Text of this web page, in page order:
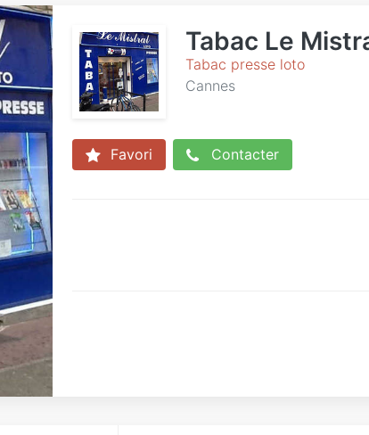
Tabac Le
Tabac presse loto
Cannes
Favori Contacter